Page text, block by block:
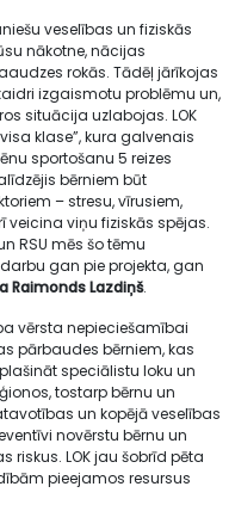
veselības un fiziskās
nākotne, nācijas
rokās. Tādēļ jārīkojas
izgaismotu problēmu un,
situācija uzlabojas. LOK
klase”, kura galvenais
sportošanu 5 reizes
bērniem būt
– stresu, vīrusiem,
veicina viņu fiziskās spējas.
RSU mēs šo tēmu
gan pie projekta, gan
Raimonds Lazdiņš.
vērsta nepieciešamībai
pārbaudes bērniem, kas
speciālistu loku un
tostarp bērnu un
un kopējā veselības
novērstu bērnu un
riskus. LOK jau šobrīd pēta
pieejamos resursus